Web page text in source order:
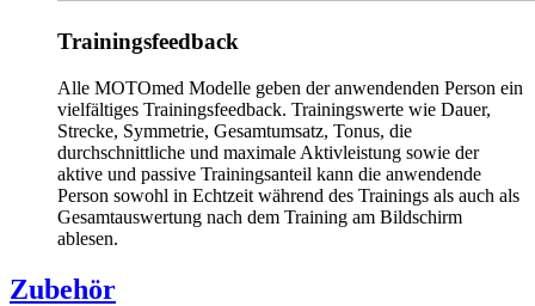
Trainingsfeedback
Alle MOTOmed Modelle geben der anwendenden Person ein
vielfältiges Trainingsfeedback. Trainingswerte wie Dauer,
Strecke, Symmetrie, Gesamtumsatz, Tonus, die
durchschnittliche und maximale Aktivleistung sowie der
aktive und passive Trainingsanteil kann die anwendende
Person sowohl in Echtzeit während des Trainings als auch als
Gesamtauswertung nach dem Training am Bildschirm
ablesen.
Zubehör